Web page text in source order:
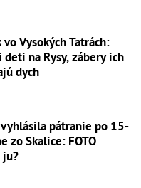
Vysokých Tatrách:
deti na Rysy, zábery ich
dych
pátranie po 15-
zo Skalice: FOTO
ju?